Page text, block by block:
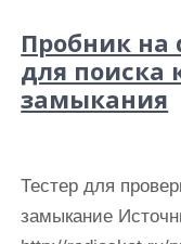
Пробник на
для поиска
замыкания
Тестер для
замыкание